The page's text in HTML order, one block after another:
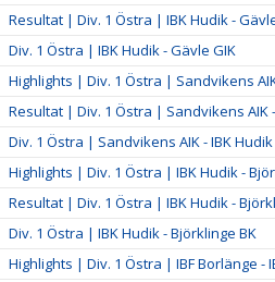
Resultat | Div. 1 Östra | IBK Hudik -
Div. 1 Östra | IBK Hudik - Gävle GIK
Highlights | Div. 1 Östra | Sandvikens
Resultat | Div. 1 Östra | Sandvikens AIK
Div. 1 Östra | Sandvikens AIK - IBK Hudik
Highlights | Div. 1 Östra | IBK Hudik -
Resultat | Div. 1 Östra | IBK Hudik -
Div. 1 Östra | IBK Hudik - Björklinge BK
Highlights | Div. 1 Östra | IBF Borlänge -